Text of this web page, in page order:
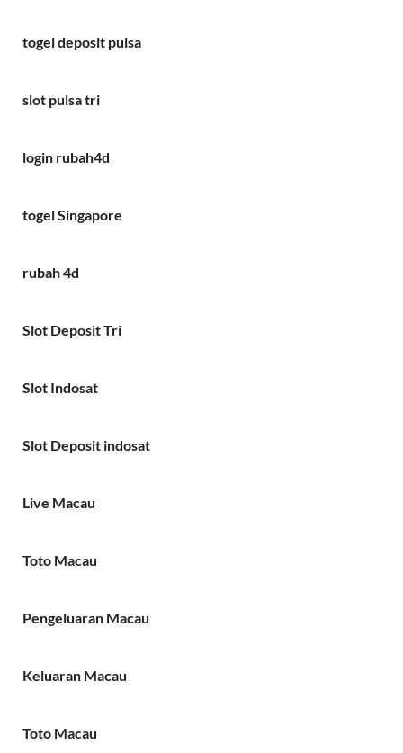
togel deposit pulsa
slot pulsa tri
login rubah4d
togel Singapore
rubah 4d
Slot Deposit Tri
Slot Indosat
Slot Deposit indosat
Live Macau
Toto Macau
Pengeluaran Macau
Keluaran Macau
Toto Macau